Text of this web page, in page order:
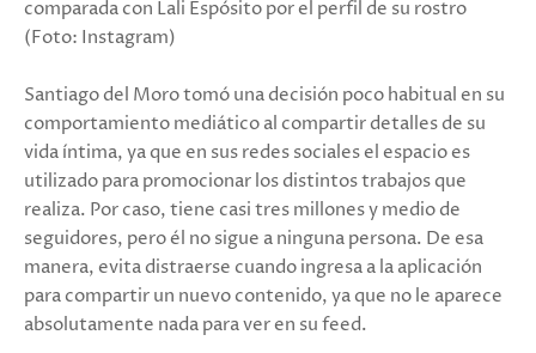
comparada con Lali Espósito por el perfil de su rostro
(Foto: Instagram)
Santiago del Moro tomó una decisión poco habitual en su
comportamiento mediático al compartir detalles de su
vida íntima, ya que en sus redes sociales el espacio es
utilizado para promocionar los distintos trabajos que
realiza. Por caso, tiene casi tres millones y medio de
seguidores, pero él no sigue a ninguna persona. De esa
manera, evita distraerse cuando ingresa a la aplicación
para compartir un nuevo contenido, ya que no le aparece
absolutamente nada para ver en su feed.